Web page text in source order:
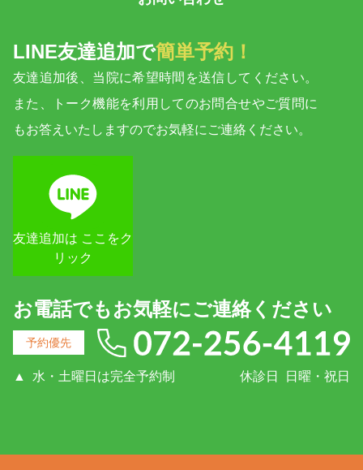
LINE友達追加で簡単予約！
友達追加後、当院に希望時間を送信してください。
また、トーク機能を利用してのお問合せやご質問に
もお答えいたしますのでお気軽にご連絡ください。
友達追加は ここをク
リック
お電話でもお気軽にご連絡ください
予約優先
▲ 水・土曜日は完全予約制 休診日 日曜・祝日